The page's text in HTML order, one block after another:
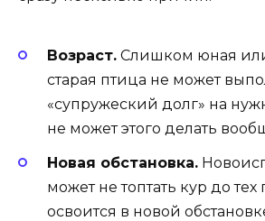
Возраст. Слишком юная
старая птица не может
«супружеский долг» на
не может этого делать
Новая обстановка.
может не топтать кур до тех
освоится в новой